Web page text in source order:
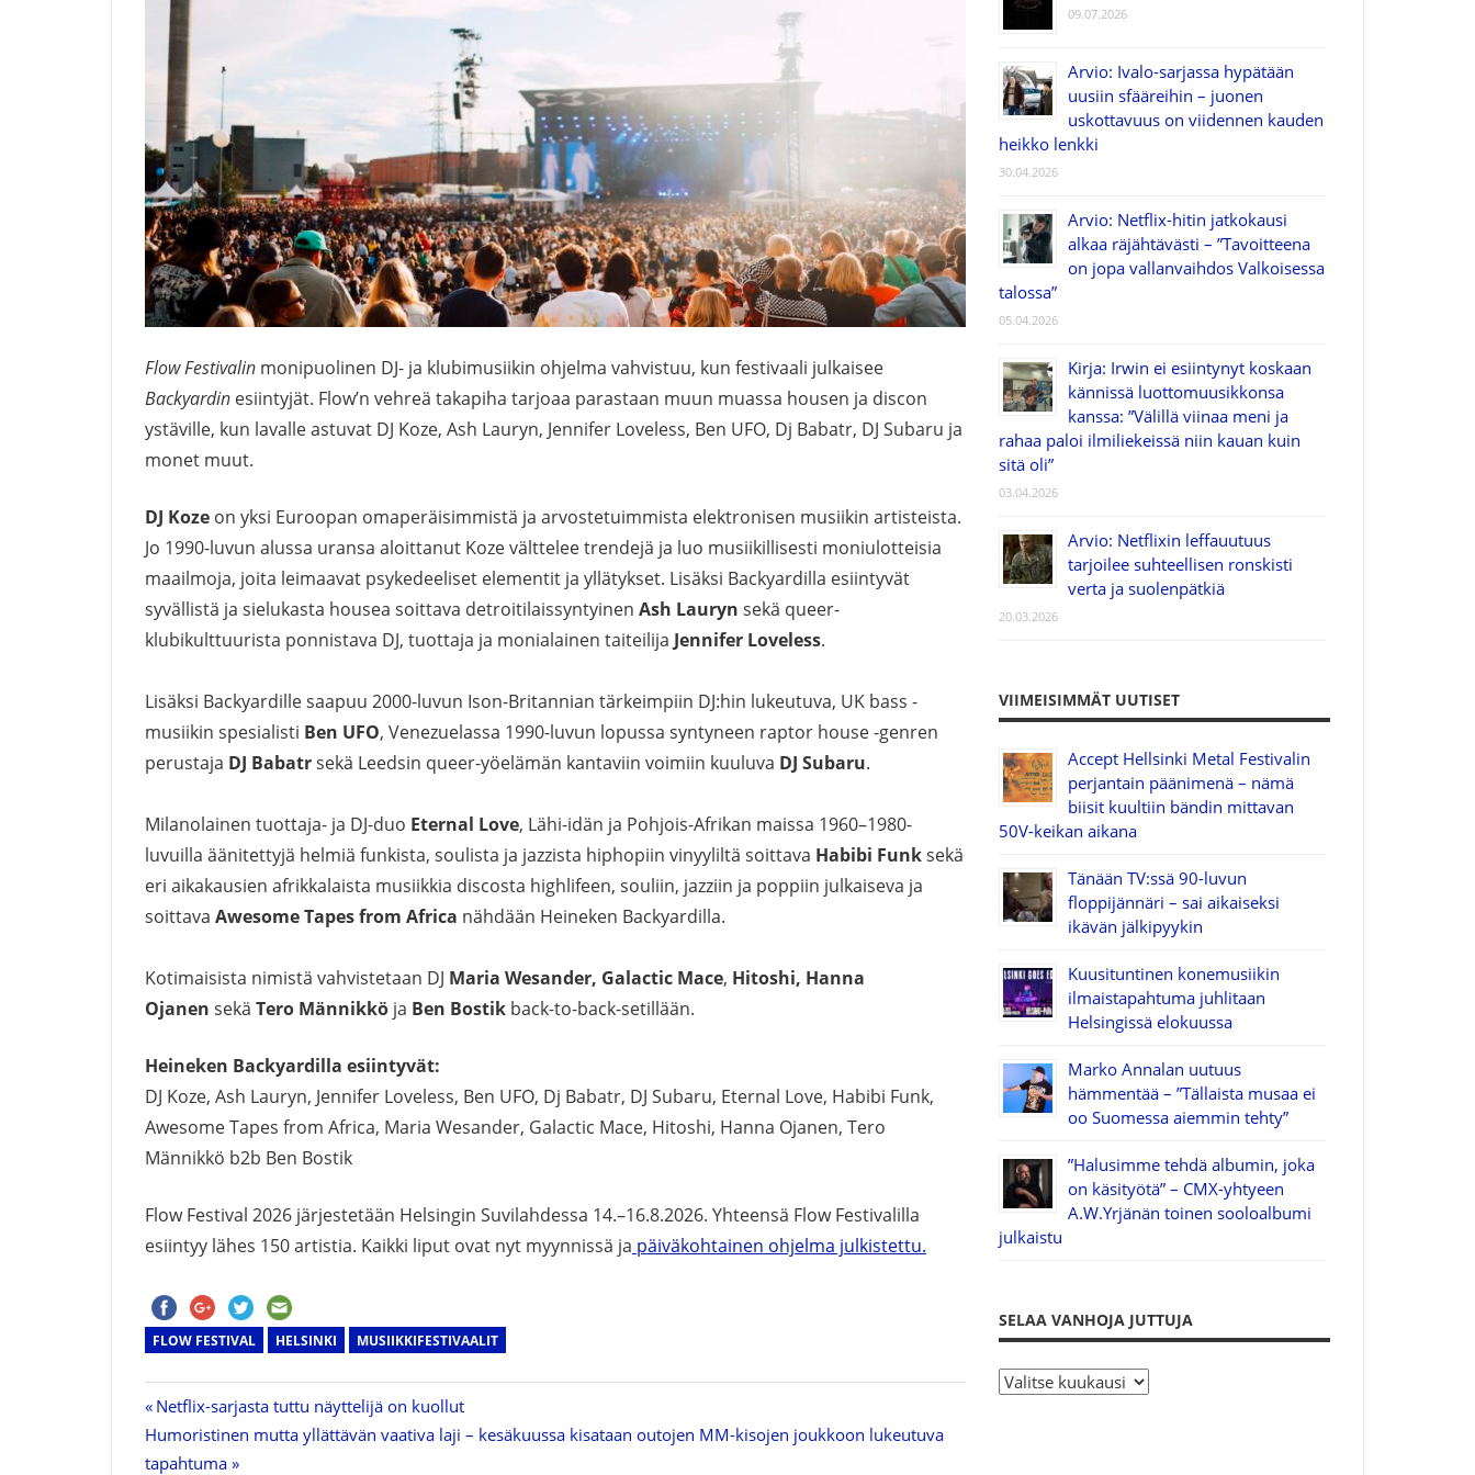
Flow Festivalin monipuolinen DJ- ja klubimusiikin ohjelma vahvistuu, kun festivaali julkaisee
Backyardin esiintyjät. Flow’n vehreä takapiha tarjoaa parastaan muun muassa housen ja discon
ystäville, kun lavalle astuvat DJ Koze, Ash Lauryn, Jennifer Loveless, Ben UFO, Dj Babatr, DJ Subaru ja
monet muut.
DJ Koze on yksi Euroopan omaperäisimmistä ja arvostetuimmista elektronisen musiikin artisteista.
Jo 1990-luvun alussa uransa aloittanut Koze välttelee trendejä ja luo musiikillisesti moniulotteisia
maailmoja, joita leimaavat psykedeeliset elementit ja yllätykset. Lisäksi Backyardilla esiintyvät
syvällistä ja sielukasta housea soittava detroitilaissyntyinen Ash Lauryn sekä queer-
klubikulttuurista ponnistava DJ, tuottaja ja monialainen taiteilija Jennifer Loveless.
Lisäksi Backyardille saapuu 2000-luvun Ison-Britannian tärkeimpiin DJ:hin lukeutuva, UK bass -
musiikin spesialisti Ben UFO, Venezuelassa 1990-luvun lopussa syntyneen raptor house -genren
perustaja DJ Babatrsekä Leedsin queer-yöelämän kantaviin voimiin kuuluva DJ Subaru.
Milanolainen tuottaja- ja DJ-duo Eternal Love, Lähi-idän ja Pohjois-Afrikan maissa 1960–1980-
luvuilla äänitettyjä helmiä funkista, soulista ja jazzista hiphopiin vinyyliltä soittava Habibi Funksekä
eri aikakausien afrikkalaista musiikkia discosta highlifeen, souliin, jazziin ja poppiin julkaiseva ja
soittava Awesome Tapes from Africa nähdään Heineken Backyardilla.
Kotimaisista nimistä vahvistetaan DJ Maria Wesander, Galactic Mace, Hitoshi, Hanna
Ojanen sekä Tero Männikkö ja Ben Bostik back-to-back-setillään.
Heineken Backyardilla esiintyvät:
DJ Koze, Ash Lauryn, Jennifer Loveless, Ben UFO, Dj Babatr, DJ Subaru, Eternal Love, Habibi Funk,
Awesome Tapes from Africa, Maria Wesander, Galactic Mace, Hitoshi, Hanna Ojanen, Tero
Männikkö b2b Ben Bostik
Flow Festival 2026 järjestetään Helsingin Suvilahdessa 14.–16.8.2026. Yhteensä Flow Festivalilla
esiintyy lähes 150 artistia. Kaikki liput ovat nyt myynnissä ja päiväkohtainen ohjelma julkistettu.
FLOW FESTIVAL HELSINKI MUSIIKKIFESTIVAALIT
Artikkelien
Previous
Post:
Netflix-sarjasta tuttu näyttelijä on kuollut
Next
Post:
Humoristinen mutta yllättävän vaativa laji – kesäkuussa kisataan outojen MM-kisojen joukkoon lukeutuva
tapahtuma
09.07.2026
Arvio: Ivalo-sarjassa hypätään
uusiin sfääreihin – juonen
uskottavuus on viidennen kauden
heikko lenkki
30.04.2026
Arvio: Netflix-hitin jatkokausi
alkaa räjähtävästi – ”Tavoitteena
on jopa vallanvaihdos Valkoisessa
talossa”
05.04.2026
Kirja: Irwin ei esiintynyt koskaan
kännissä luottomuusikkonsa
kanssa: ”Välillä viinaa meni ja
rahaa paloi ilmiliekeissä niin kauan kuin
sitä oli”
03.04.2026
Arvio: Netflixin leffauutuus
tarjoilee suhteellisen ronskisti
verta ja suolenpätkiä
20.03.2026
VIIMEISIMMÄT UUTISET
Accept Hellsinki Metal Festivalin
perjantain päänimenä – nämä
biisit kuultiin bändin mittavan
50V-keikan aikana
Tänään TV:ssä 90-luvun
floppijännäri – sai aikaiseksi
ikävän jälkipyykin
Kuusituntinen konemusiikin
ilmaistapahtuma juhlitaan
Helsingissä elokuussa
Marko Annalan uutuus
hämmentää – ”Tällaista musaa ei
oo Suomessa aiemmin tehty”
”Halusimme tehdä albumin, joka
on käsityötä” – CMX-yhtyeen
A.W.Yrjänän toinen sooloalbumi
julkaistu
SELAA VANHOJA JUTTUJA
S